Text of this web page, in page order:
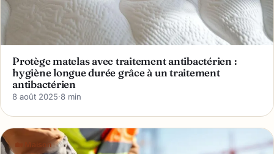
Protège matelas avec traitement antibactérien :
hygiène longue durée grâce à un traitement
antibactérien
8 août 2025·8 min
🏡 Maison